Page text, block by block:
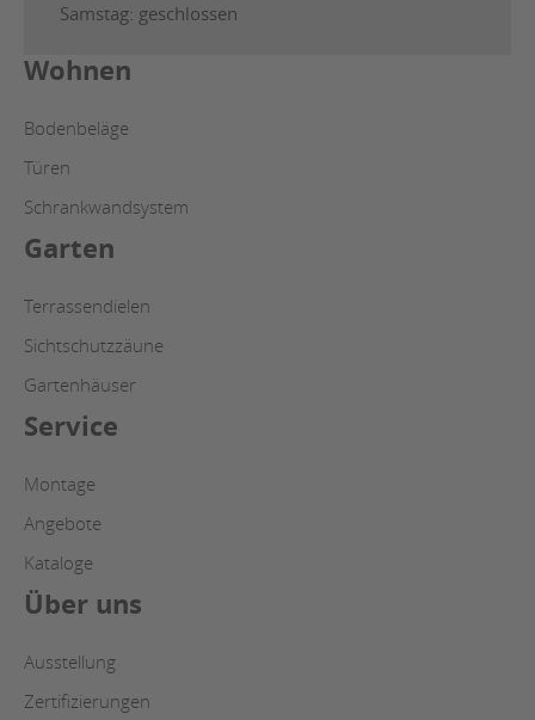
Samstag: geschlossen
Wohnen
Bodenbeläge
Türen
Schrankwandsystem
Garten
Terrassendielen
Sichtschutzzäune
Gartenhäuser
Service
Montage
Angebote
Kataloge
Über uns
Ausstellung
Zertifizierungen